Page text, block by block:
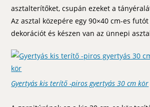
asztalterítőket, csupán ezeket a
Az asztal közepére egy 90×40 cm-es
dekorációt és készen van az ünnepi
Gyertyás kis terítő -piros gyertyás 30 cm kör